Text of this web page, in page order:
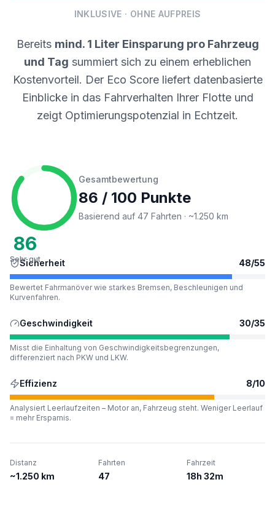
INKLUSIVE · OHNE AUFPREIS
Bereits mind. 1 Liter Einsparung pro Fahrzeug
und Tag summiert sich zu einem erheblichen
Kostenvorteil. Der Eco Score liefert datenbasierte
Einblicke in das Fahrverhalten Ihrer Flotte und
zeigt Optimierungspotenzial in Echtzeit.
86
Sehr gut
Gesamtbewertung
86 / 100 Punkte
Basierend auf 47 Fahrten · ~1.250 km
Sicherheit 48/55
Bewertet Fahrmanöver wie starkes Bremsen, Beschleunigen und
Kurvenfahren.
Geschwindigkeit 30/35
Misst die Einhaltung von Geschwindigkeitsbegrenzungen,
differenziert nach PKW und LKW.
Effizienz 8/10
Analysiert Leerlaufzeiten – Motor an, Fahrzeug steht. Weniger Leerlauf
= mehr Ersparnis.
Distanz
~1.250 km
Fahrten
47
Fahrzeit
18h 32m